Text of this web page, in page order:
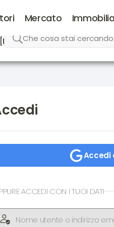
Mercato
Supporto
Che cosa stai
Accedi
ACCEDI CON I TUOI DATI